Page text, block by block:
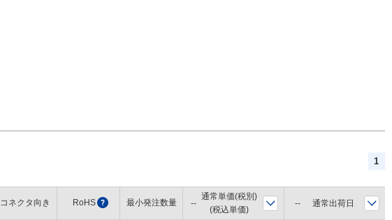
1
コネクタ向き RoHS ? 最小発注数量
通常単価(税別)
(税込単価)
通常出荷日